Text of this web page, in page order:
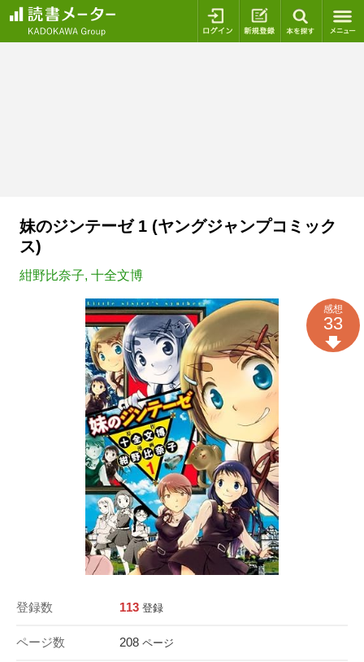
ログイン 新規登録
妹のジンテーゼ 1 (ヤングジャンプコミック
ス)
紺野比奈子, 十全文博
登録数 113 登録
ページ数 208 ページ
感想
33